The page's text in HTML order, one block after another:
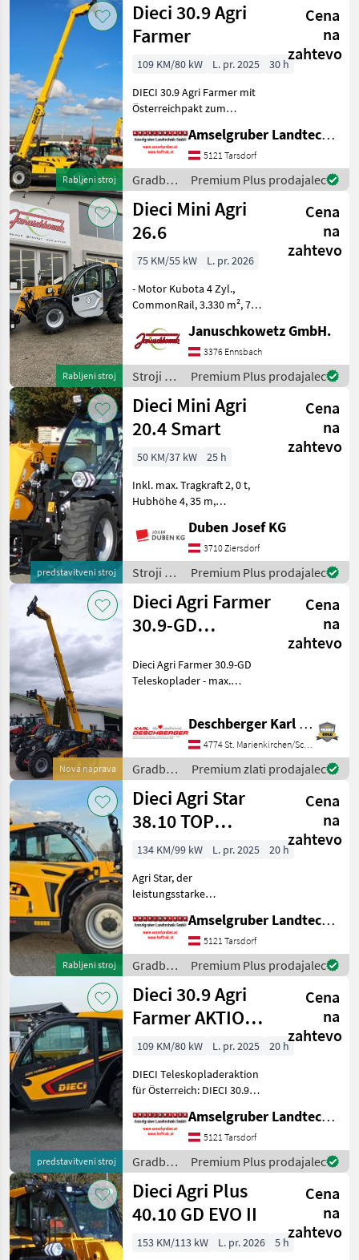
und leistungsstark
Dieci
Rabljeni stroj
Dieci 30.9 Agri
Farmer
Cena
na
zahtevo
109 KM/80 kW L. pr. 2025
30 h
DIECI 30.9 Agri Farmer mit
Österreichpakt zum
mit 3.800 ccm Hydraulische
Geräteverriegelung Radsatz
400/70 - 20 Klimaanlage &
Heizun
Amselgruber Landtechnik GmbH
5121 Tarsdorf
Gradbeni
stroji /
Dieci
Premium Plus prodajalec
Rabljeni stroj
Dieci Mini Agri
26.6
Cena
na
zahtevo
75 KM/55 kW
L. pr. 2026
- Motor Kubota 4 Zyl.,
CommonRail, 3.330 m², 75
Betriebsgewicht 4.900 kg -
Hubhöhe 5, 78 m - Max.
Hubkraft 2500 kg -
Ausbrechkraft 7600 daN
Januschkowetz GmbH.
3376 Ennsbach
Stroji z
motorji /
Dieci
Premium Plus prodajalec
predstavitveni stroj
Dieci Mini Agri
20.4 Smart
Cena
na
zahtevo
50 KM/37 kW
25 h
Inkl. max. Tragkraft 2, 0 t,
Hubhöhe 4, 35 m,
elektroproportinaler
Joystick 4 in 1 und FNR-
Umschaltung,
Heizung/Lüftung, hydr.
Schnellwechselsystem u
Duben Josef KG
3710 Ziersdorf
Stroji z
motorji /
Dieci
Premium Plus prodajalec
Nova naprava
Dieci Agri Farmer
30.9-GD
Cena
na
zahtevo
Dieci Agri Farmer 30.9-GD
Teleskoplader - max.
Teleskopausleger mit 2
ausfahrbaren Segmenten
und Neigungsgelenk mit
Geg
Deschberger Karl Landtechnik GesmbH & Co KG
4774 St. Marienkirchen/Schärding
Gradbeni
stroji /
Dieci
Premium zlati prodajalec
Rabljeni stroj
Dieci Agri Star
38.10 TOP
VOLLAUSSTATTUNG
LAGERND!
Cena
na
zahtevo
134 KM/99 kW L. pr. 2025
20 h
Agri Star, der
leistungsstarke
reibungslose und effiziente
Arbeitszyklen. Die
Produktfamilie Agri Star
besteht aus vielseitigen
und leistungsstark
Amselgruber Landtechnik GmbH
5121 Tarsdorf
Gradbeni
stroji /
Dieci
Premium Plus prodajalec
predstavitveni stroj
Dieci 30.9 Agri
Farmer AKTION
MIT
ÖSTERREICHPAKET
Cena
na
zahtevo
109 KM/80 kW L. pr. 2025
20 h
DIECI Teleskopladeraktion
für Österreich: DIECI 30.9
Österreichpakt zum
Aktionspreis: Kubota Motor
mit 3.800 ccm Hydraulische
Geräteverreigelung
Amselgruber Landtechnik GmbH
5121 Tarsdorf
Gradbeni
stroji /
Dieci
Premium Plus prodajalec
Dieci Agri Plus
40.10 GD EVO II
Cena
na
zahtevo
153 KM/113 kW L. pr. 2026
5 h